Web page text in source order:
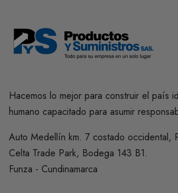
Hacemos lo mejor para construir el país
humano capacitado para asumir
Auto Medellín km. 7 costado occidental,
Celta Trade Park, Bodega 143 B1.
Funza - Cundinamarca